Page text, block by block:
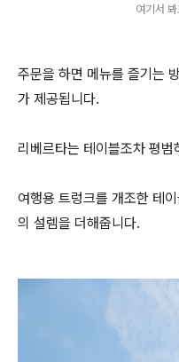
여기서
주문을 하면 메뉴를 즐기는
가 제공됩니다.
리베르타는 테이블조차 평범
여행용 트렁크를 개조한 테
의 설렘을 더해줍니다.